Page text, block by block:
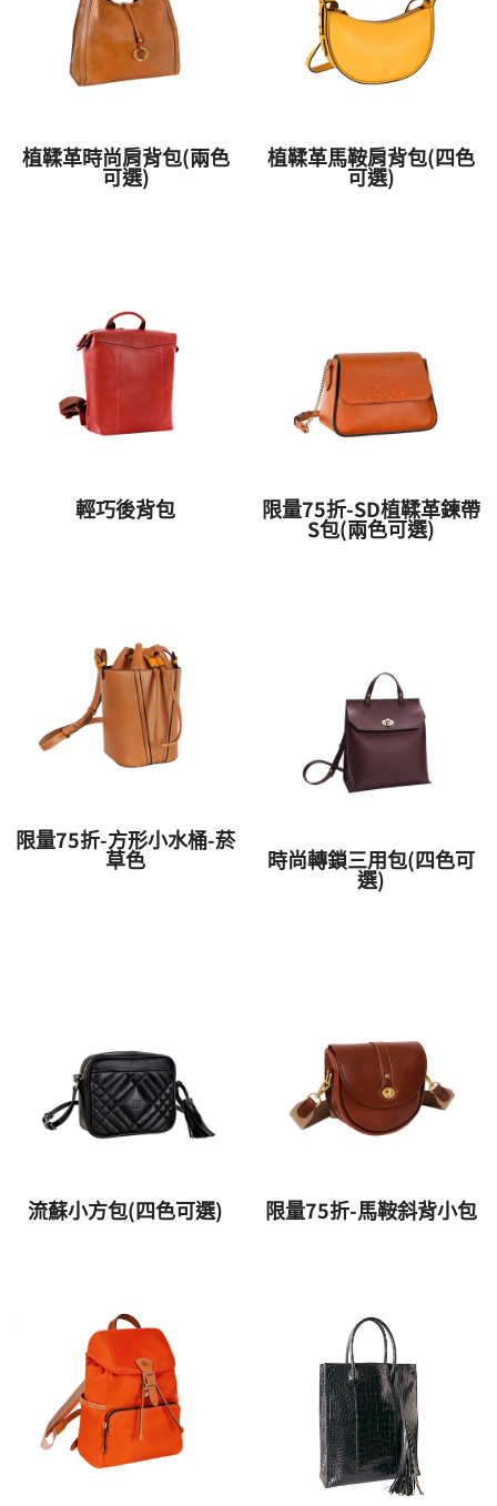
植鞣革時尚肩背包(兩色
可選)
植鞣革馬鞍肩背包(四色
可選)
輕巧後背包 限量75折-SD植鞣革鍊帶
S包(兩色可選)
限量75折-方形小水桶-菸
草色 時尚轉鎖三用包(四色可
選)
流蘇小方包(四色可選) 限量75折-馬鞍斜背小包